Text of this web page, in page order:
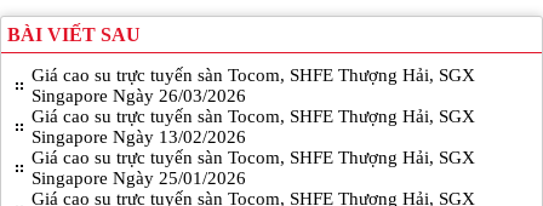
BÀI VIẾT SAU
Giá cao su trực tuyến sàn Tocom, SHFE Thượng Hải, SGX
Singapore Ngày 26/03/2026
Giá cao su trực tuyến sàn Tocom, SHFE Thượng Hải, SGX
Singapore Ngày 13/02/2026
Giá cao su trực tuyến sàn Tocom, SHFE Thượng Hải, SGX
Singapore Ngày 25/01/2026
Giá cao su trực tuyến sàn Tocom, SHFE Thượng Hải, SGX